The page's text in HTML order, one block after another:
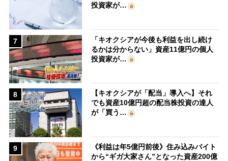
投資家が…
7
「キオクシアが今後も利益を出し続け
るかは分からない」資産11億円の個人
投資家が…
8
【キオクシアが「配当」導入へ】それ
でも資産10億円超の配当株投資の達人
が「買う…
9
《利益は年5億円前後》住み込みバイト
から“ギガ大家さん”となった資産200億